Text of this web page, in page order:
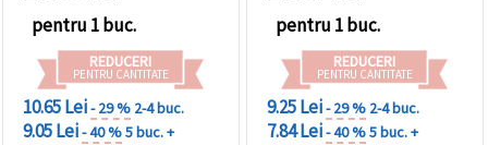
pentru 1 buc.
REDUCERI
PENTRU CANTITATE
10.65 Lei- 29 % 2-4 buc.
9.05 Lei- 40 %5 buc. +
pentru 1 buc.
REDUCERI
PENTRU CANTITATE
9.25 Lei- 29 % 2-4 buc.
7.84 Lei- 40 %5 buc. +